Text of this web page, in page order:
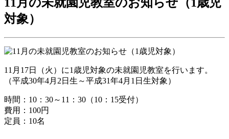
対象）
11月17日（火）に1歳児対象の未就園児教室を行います。
（平成30年4月2日生～平成31年4月1日生対象）
時間：10：30～11：30（10：15受付）
費用：100円
定員：10名